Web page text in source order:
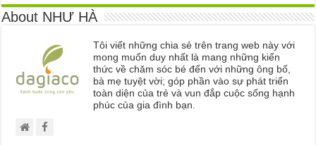
About NHƯ HÀ
Tôi viết những chia sẻ trên trang web này với
mong muốn duy nhất là mang những kiến
thức về chăm sóc bé đến với những ông bố,
bà mẹ tuyệt vời; góp phần vào sự phát triển
toàn diện của trẻ và vun đắp cuộc sống hạnh
phúc của gia đình bạn.